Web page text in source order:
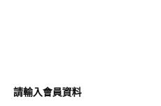
請輸入會員資料